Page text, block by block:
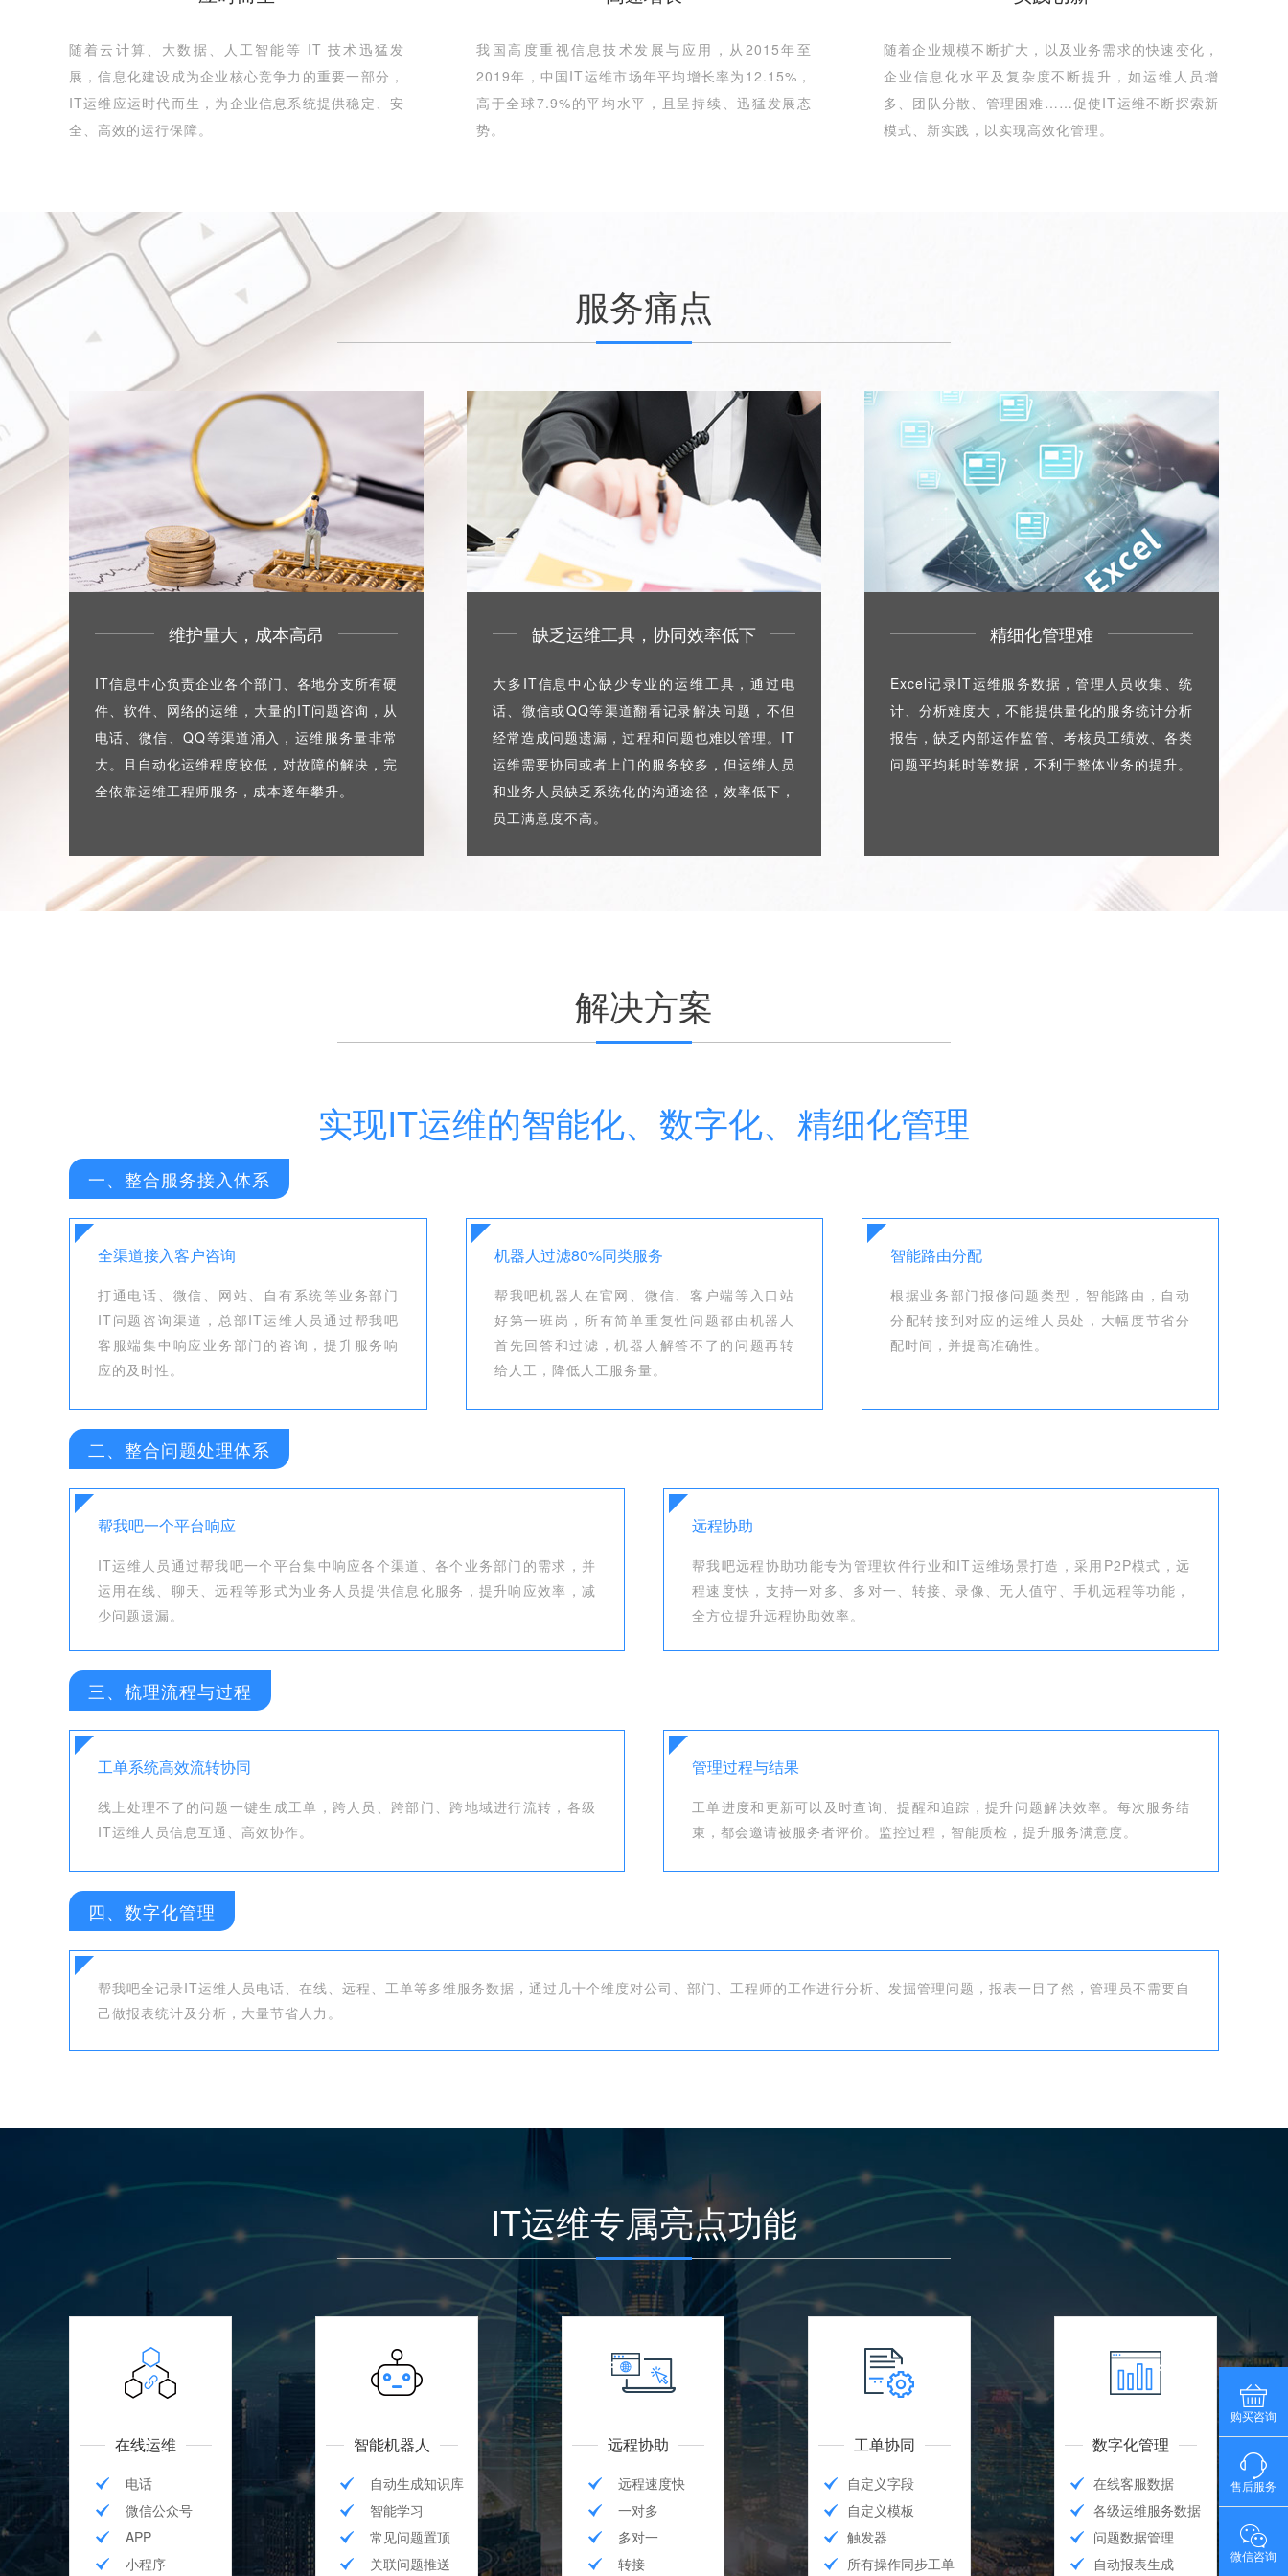
随着云计算、大数据、人工智能等 IT 技术迅猛发
展，信息化建设成为企业核心竞争力的重要一部分，
IT运维应运时代而生，为企业信息系统提供稳定、安
全、高效的运行保障。
我国高度重视信息技术发展与应用，从2015年至
2019年，中国IT运维市场年平均增长率为12.15%，
高于全球7.9%的平均水平，且呈持续、迅猛发展态
势。
随着企业规模不断扩大，以及业务需求的快速变化，
企业信息化水平及复杂度不断提升，如运维人员增
多、团队分散、管理困难……促使IT运维不断探索新
模式、新实践，以实现高效化管理。
服务痛点
维护量大，成本高昂
IT信息中心负责企业各个部门、各地分支所有硬
件、软件、网络的运维，大量的IT问题咨询，从
电话、微信、QQ等渠道涌入，运维服务量非常
大。且自动化运维程度较低，对故障的解决，完
全依靠运维工程师服务，成本逐年攀升。
缺乏运维工具，协同效率低下
大多IT信息中心缺少专业的运维工具，通过电
话、微信或QQ等渠道翻看记录解决问题，不但
经常造成问题遗漏，过程和问题也难以管理。IT
运维需要协同或者上门的服务较多，但运维人员
和业务人员缺乏系统化的沟通途径，效率低下，
员工满意度不高。
精细化管理难
Excel记录IT运维服务数据，管理人员收集、统
计、分析难度大，不能提供量化的服务统计分析
报告，缺乏内部运作监管、考核员工绩效、各类
问题平均耗时等数据，不利于整体业务的提升。
解决方案
实现IT运维的智能化、数字化、精细化管理
一、整合服务接入体系
全渠道接入客户咨询
打通电话、微信、网站、自有系统等业务部门
IT问题咨询渠道，总部IT运维人员通过帮我吧
客服端集中响应业务部门的咨询，提升服务响
应的及时性。
机器人过滤80%同类服务
帮我吧机器人在官网、微信、客户端等入口站
好第一班岗，所有简单重复性问题都由机器人
首先回答和过滤，机器人解答不了的问题再转
给人工，降低人工服务量。
智能路由分配
根据业务部门报修问题类型，智能路由，自动
分配转接到对应的运维人员处，大幅度节省分
配时间，并提高准确性。
二、整合问题处理体系
帮我吧一个平台响应
IT运维人员通过帮我吧一个平台集中响应各个渠道、各个业务部门的需求，并
运用在线、聊天、远程等形式为业务人员提供信息化服务，提升响应效率，减
少问题遗漏。
远程协助
帮我吧远程协助功能专为管理软件行业和IT运维场景打造，采用P2P模式，远
程速度快，支持一对多、多对一、转接、录像、无人值守、手机远程等功能，
全方位提升远程协助效率。
三、梳理流程与过程
工单系统高效流转协同
线上处理不了的问题一键生成工单，跨人员、跨部门、跨地域进行流转，各级
IT运维人员信息互通、高效协作。
管理过程与结果
工单进度和更新可以及时查询、提醒和追踪，提升问题解决效率。每次服务结
束，都会邀请被服务者评价。监控过程，智能质检，提升服务满意度。
四、数字化管理
帮我吧全记录IT运维人员电话、在线、远程、工单等多维服务数据，通过几十个维度对公司、部门、工程师的工作进行分析、发掘管理问题，报表一目了然，管理员不需要自
己做报表统计及分析，大量节省人力。
IT运维专属亮点功能
在线运维
电话
微信公众号
APP
小程序
智能机器人
自动生成知识库
智能学习
常见问题置顶
关联问题推送
远程协助
远程速度快
一对多
多对一
转接
工单协同
自定义字段
自定义模板
触发器
所有操作同步工单
数字化管理
在线客服数据
各级运维服务数据
问题数据管理
自动报表生成
购买咨询
售后服务
微信咨询